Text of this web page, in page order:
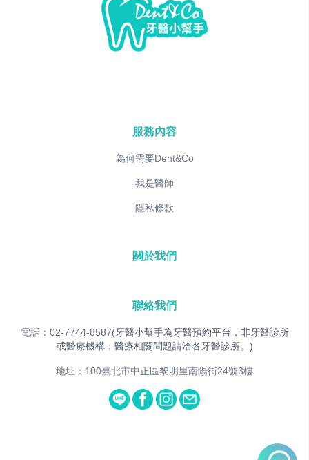
服務內容
為何需要Dent&Co
我是醫師
隱私條款
關於我們
聯絡我們
電話：02-7744-8587(牙醫小幫手為牙醫預約平台，非牙醫診所
或醫療機構；醫療相關問題請洽各牙醫診所。)
地址：100臺北市中正區黎明里南陽街24號3樓